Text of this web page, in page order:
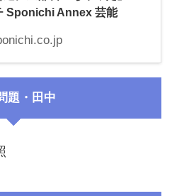
Sponichi Annex 芸能
題・田中